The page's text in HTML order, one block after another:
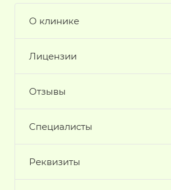
О клинике
Лицензии
Отзывы
Специалисты
Реквизиты